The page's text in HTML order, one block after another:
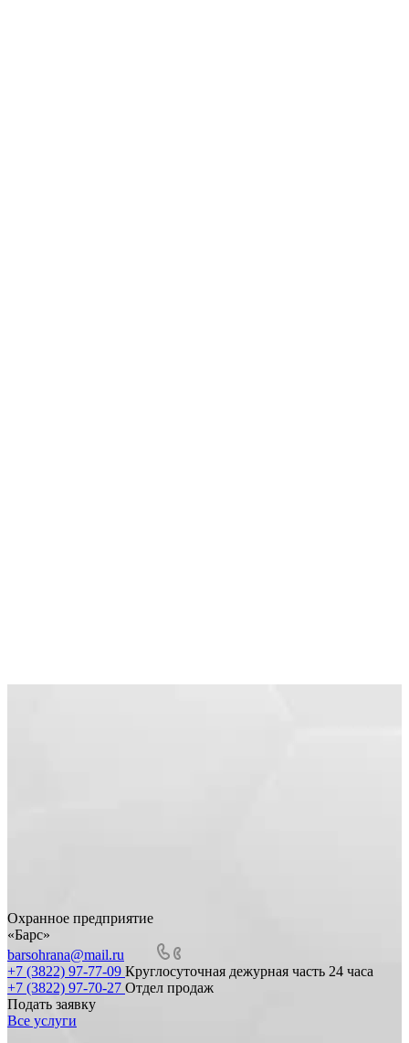
Охранное предприятие
«Барс»
barsohrana@mail.ru
+7 (3822) 97-77-09 Круглосуточная дежурная часть 24 часа
+7 (3822) 97-70-27 Отдел продаж
Подать заявку
Все услуги